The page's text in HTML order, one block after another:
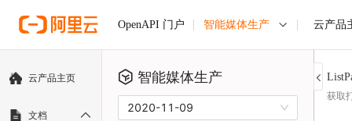
OpenAPI 门户 智能媒体生产 云产品
云产品主页
文档
智能媒体生产
2020-11-09
获取